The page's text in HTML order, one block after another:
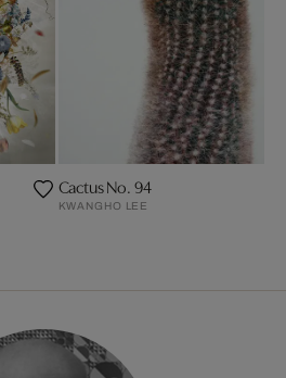
Cactus No. 94
KWANGHO LEE